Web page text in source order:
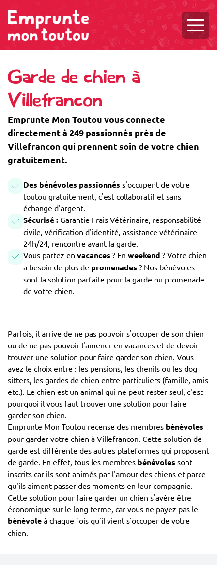
Garde de chien à
Villefrancon
Emprunte Mon Toutou vous connecte
directement à 249 passionnés près de
Villefrancon qui prennent soin de votre chien
gratuitement.
Des bénévoles passionnés s'occupent de votre
toutou gratuitement, c'est collaboratif et sans
échange d'argent.
Sécurisé : Garantie Frais Vétérinaire, responsabilité
civile, vérification d'identité, assistance vétérinaire
24h/24, rencontre avant la garde.
Vous partez en vacances ? En weekend ? Votre chien
a besoin de plus de promenades ? Nos bénévoles
sont la solution parfaite pour la garde ou promenade
de votre chien.
Parfois, il arrive de ne pas pouvoir s'occuper de son chien
ou de ne pas pouvoir l'amener en vacances et de devoir
trouver une solution pour faire garder son chien. Vous
avez le choix entre : les pensions, les chenils ou les dog
sitters, les gardes de chien entre particuliers (famille, amis
etc.). Le chien est un animal qui ne peut rester seul, c'est
pourquoi il vous faut trouver une solution pour faire
garder son chien.
Emprunte Mon Toutou recense des membres bénévoles
pour garder votre chien à Villefrancon. Cette solution de
garde est différente des autres plateformes qui proposent
de garde. En effet, tous les membres bénévoles sont
inscrits car ils sont animés par l'amour des chiens et parce
qu'ils aiment passer des moments en leur compagnie.
Cette solution pour faire garder un chien s'avère être
économique sur le long terme, car vous ne payez pas le
bénévole à chaque fois qu'il vient s'occuper de votre
chien.